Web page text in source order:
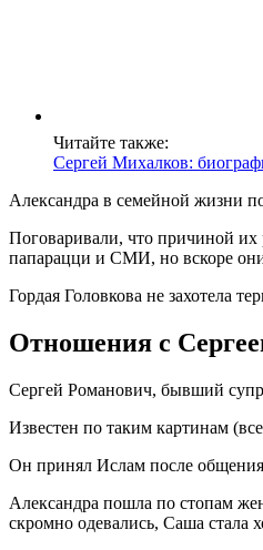
Читайте также:
Сергей Михалков:
Александра в семейной жизни
Поговаривали, что причиной их
папарацци и СМИ, но вскоре они
Гордая Головкова не захотела
Отношения с
Сергей Романович, бывший
Известен по таким картинам
Он принял Ислам после общения
Александра пошла по стопам
скромно одевались, Саша стала